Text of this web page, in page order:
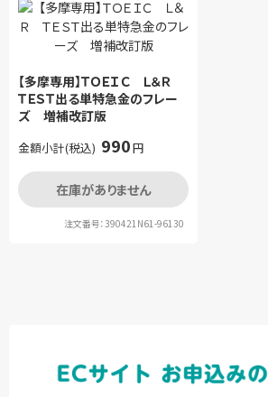
【多摩専用】ＴＯＥＩＣ Ｌ＆Ｒ
ＴＥＳＴ出る単特急金のフレー
ズ 増補改訂版
金額小計(税込) 990円
在庫がありません
注文番号：390421N61-96130